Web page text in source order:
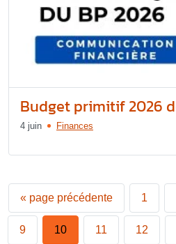
Budget primitif 2026
4 juin Finances
« page précédente 1
9 10 11 12